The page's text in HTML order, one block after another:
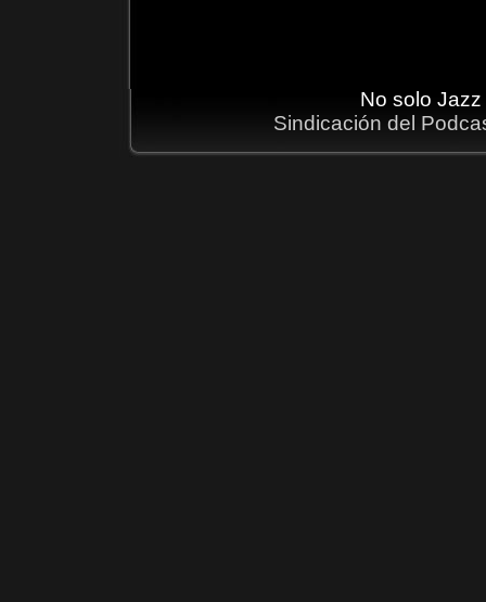
No solo
Sindicación del